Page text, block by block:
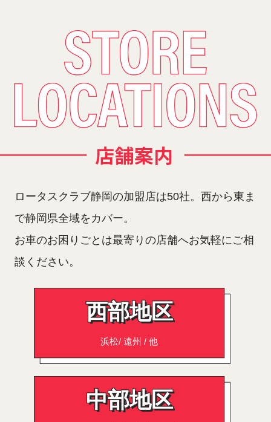
ロータスクラブ静岡の加盟店は50社。西から東ま
で静岡県全域をカバー。
お車のお困りごとは最寄りの店舗へお気軽にご相
談ください。
西部地区
浜松/ 遠州 / 他
中部地区